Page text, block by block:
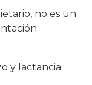
no es un
y lactancia.